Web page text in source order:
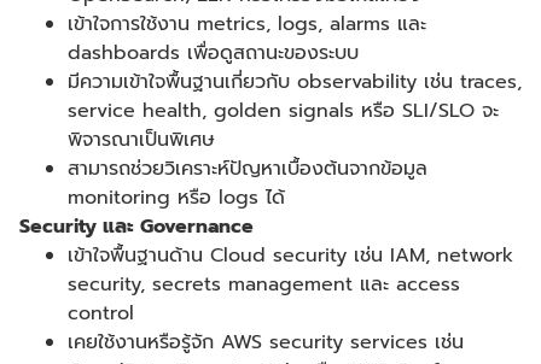
เข้าใจการใช้งาน metrics, logs, alarms และ
dashboards เพื่อดูสถานะของระบบ
มีความเข้าใจพื้นฐานเกี่ยวกับ observability เช่น traces,
service health, golden signals หรือ SLI/SLO จะ
พิจารณาเป็นพิเศษ
สามารถช่วยวิเคราะห์ปัญหาเบื้องต้นจากข้อมูล
monitoring หรือ logs ได้
Security และ Governance
เข้าใจพื้นฐานด้าน Cloud security เช่น IAM, network
security, secrets management และ access
control
เคยใช้งานหรือรู้จัก AWS security services เช่น